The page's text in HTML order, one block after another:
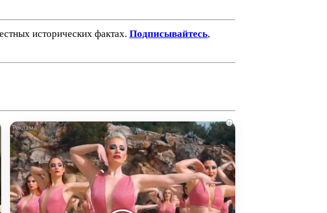
исторических фактах. Подписывайтесь,
i